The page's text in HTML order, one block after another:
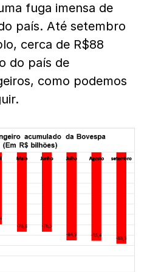
fuga imensa de
país. Até setembro
cerca de R$88
do país de
como podemos